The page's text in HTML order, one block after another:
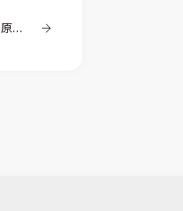
なぜ上手くいかない？設計者CAE の失敗の原因と成功のポイント（その1）